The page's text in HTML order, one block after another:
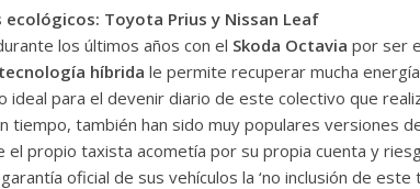
ecológicos: Toyota Prius y Nissan Leaf
los últimos años con el Skoda Octavia por ser
tecnología híbrida le permite recuperar mucha
para el devenir diario de este colectivo que
tiempo, también han sido muy populares versiones
el propio taxista acometía por su propia cuenta y
oficial de sus vehículos la ‘no inclusión de este